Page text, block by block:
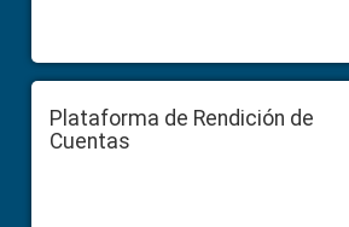
Plataforma de Rendición de
Cuentas